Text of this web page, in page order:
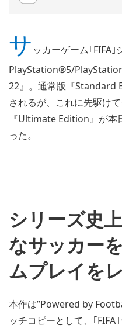
サ ッカーゲーム｢FIFA
PlayStation®5/
22』。通常版『Standard
されるが、これに先駆け
『Ultimate Edition』が本
った。
シリーズ史
なサッカー
ムプレイを
本作は”Powered by
ッチコピーとして、｢FIFA